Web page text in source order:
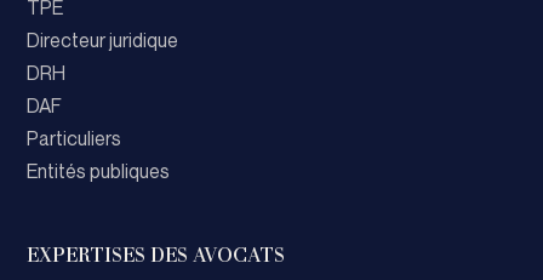
TPE
Directeur juridique
DRH
DAF
Particuliers
Entités publiques
EXPERTISES DES AVOCATS